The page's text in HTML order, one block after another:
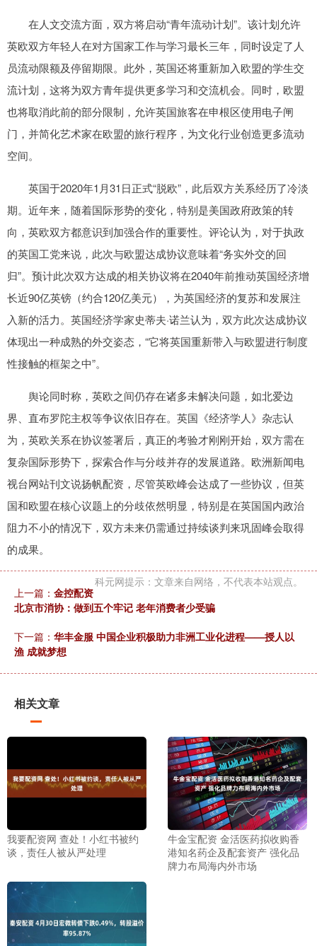
在人文交流方面，双方将启动“青年流动计划”。该计划允许
英欧双方年轻人在对方国家工作与学习最长三年，同时设定了人
员流动限额及停留期限。此外，英国还将重新加入欧盟的学生交
流计划，这将为双方青年提供更多学习和交流机会。同时，欧盟
也将取消此前的部分限制，允许英国旅客在申根区使用电子闸
门，并简化艺术家在欧盟的旅行程序，为文化行业创造更多流动
空间。
英国于2020年1月31日正式“脱欧”，此后双方关系经历了冷淡
期。近年来，随着国际形势的变化，特别是美国政府政策的转
向，英欧双方都意识到加强合作的重要性。评论认为，对于执政
的英国工党来说，此次与欧盟达成协议意味着“务实外交的回
归”。预计此次双方达成的相关协议将在2040年前推动英国经济增
长近90亿英镑（约合120亿美元），为英国经济的复苏和发展注
入新的活力。英国经济学家史蒂夫·诺兰认为，双方此次达成协议
体现出一种成熟的外交姿态，“它将英国重新带入与欧盟进行制度
性接触的框架之中”。
舆论同时称，英欧之间仍存在诸多未解决问题，如北爱边
界、直布罗陀主权等争议依旧存在。英国《经济学人》杂志认
为，英欧关系在协议签署后，真正的考验才刚刚开始，双方需在
复杂国际形势下，探索合作与分歧并存的发展道路。欧洲新闻电
视台网站刊文说扬帆配资，尽管英欧峰会达成了一些协议，但英
国和欧盟在核心议题上的分歧依然明显，特别是在英国国内政治
阻力不小的情况下，双方未来仍需通过持续谈判来巩固峰会取得
的成果。
科元网提示：文章来自网络，不代表本站观点。
上一篇： 金控配资
北京市消协：做到五个牢记 老年消费者少受骗
下一篇： 华丰金服 中国企业积极助力非洲工业化进程——授人以
渔 成就梦想
相关文章
我要配资网 查处！小红书被约
谈，责任人被从严处理
牛金宝配资 金活医药拟收购香
港知名药企及配套资产 强化品
牌力布局海内外市场